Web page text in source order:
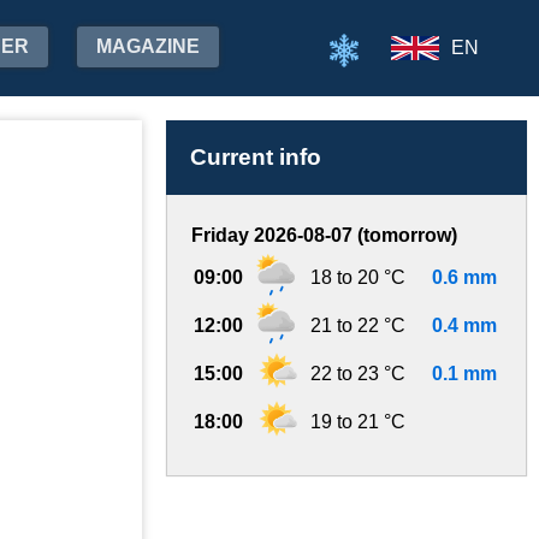
MAGAZINE EN
Current info
Friday 2026-08-07 (tomorrow)
09:00 18 to 20 °C 0.6 mm
12:00 21 to 22 °C 0.4 mm
15:00 22 to 23 °C 0.1 mm
18:00 19 to 21 °C